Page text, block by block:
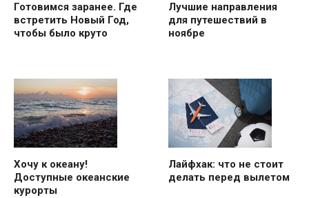
Готовимся заранее. Где
встретить Новый Год,
чтобы было круто
Лучшие направления
для путешествий в
ноябре
Хочу к океану!
Доступные океанские
курорты
Лайфхак: что не стоит
делать перед вылетом